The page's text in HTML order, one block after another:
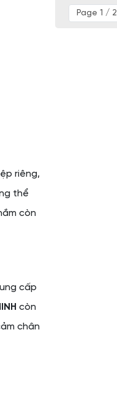
riêng,
thể
còn
cấp
còn
chân
Page 1 / 2